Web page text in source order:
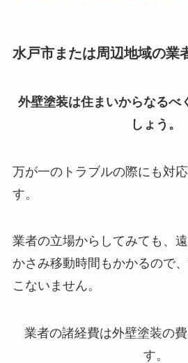
水戸市または周辺地域の業
外壁塗装は住まいからなるべ
しょう。
万が一のトラブルの際にも対
す。
業者の立場からしてみても、
かさみ移動時間もかかるので
こないません。
業者の諸経費は外壁塗装の
す。